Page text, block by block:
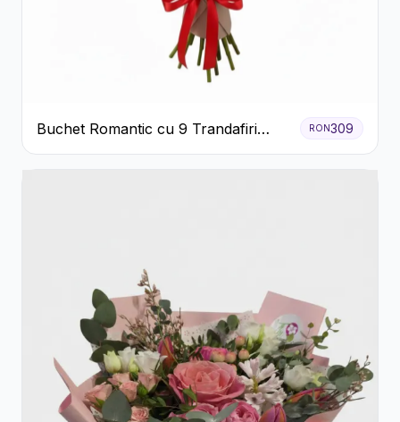
Buchet Romantic cu 9 Trandafiri
Roșii
RON309